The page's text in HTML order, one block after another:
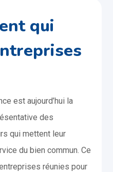
qui
est aujourd’hui la
des
qui mettent leur
du bien commun. Ce
réunies pour